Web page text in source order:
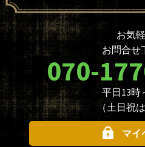
ついて
ノベルティ・大口注文について
革製品を取り扱う業者様へ
（OEMについて）
本革材料一覧
お問
お気
お問合せ
070-
平日13時
（土日祝は
マイ